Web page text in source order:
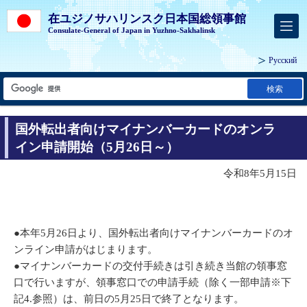
在ユジノサハリンスク日本国総領事館
Consulate-General of Japan in Yuzhno-Sakhalinsk
Русский
検索
国外転出者向けマイナンバーカードのオンラ
イン申請開始（5月26日～）
令和8年5月15日
●本年5月26日より、国外転出者向けマイナンバーカードのオ
ンライン申請がはじまります。
●マイナンバーカードの交付手続きは引き続き当館の領事窓
口で行いますが、領事窓口での申請手続（除く一部申請※下
記4.参照）は、前日の5月25日で終了となります。